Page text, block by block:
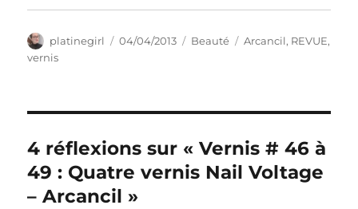
Auteur
platinegirl
Publié
04/04/2013 Catégories
Beauté Étiquettes
Arcancil, REVUE,
vernis
4 réflexions sur « Vernis # 46 à
49 : Quatre vernis Nail Voltage
– Arcancil »